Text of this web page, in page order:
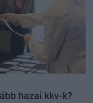
hazai kkv-k?